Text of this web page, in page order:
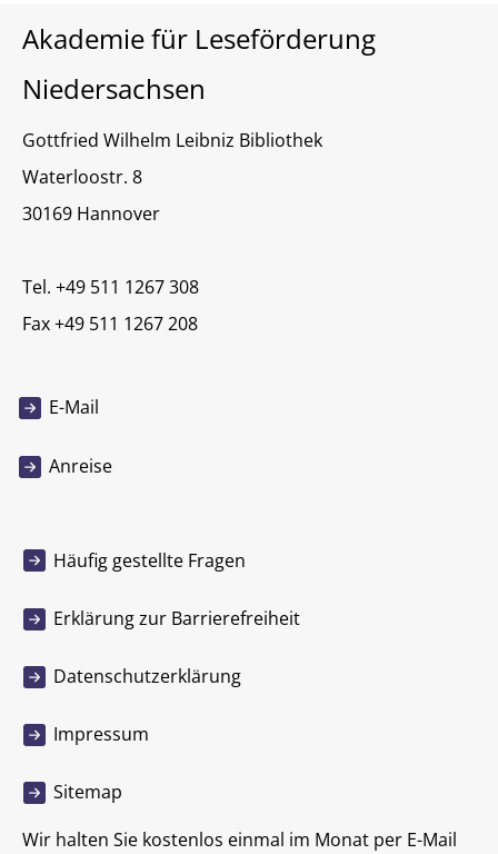
Akademie für Leseförderung
Niedersachsen
Gottfried Wilhelm Leibniz Bibliothek
Waterloostr. 8
30169 Hannover
Tel. +49 511 1267 308
Fax +49 511 1267 208
E-Mail
Anreise
Häufig gestellte Fragen
Erklärung zur Barrierefreiheit
Datenschutzerklärung
Impressum
Sitemap
Wir halten Sie kostenlos einmal im Monat per E-Mail